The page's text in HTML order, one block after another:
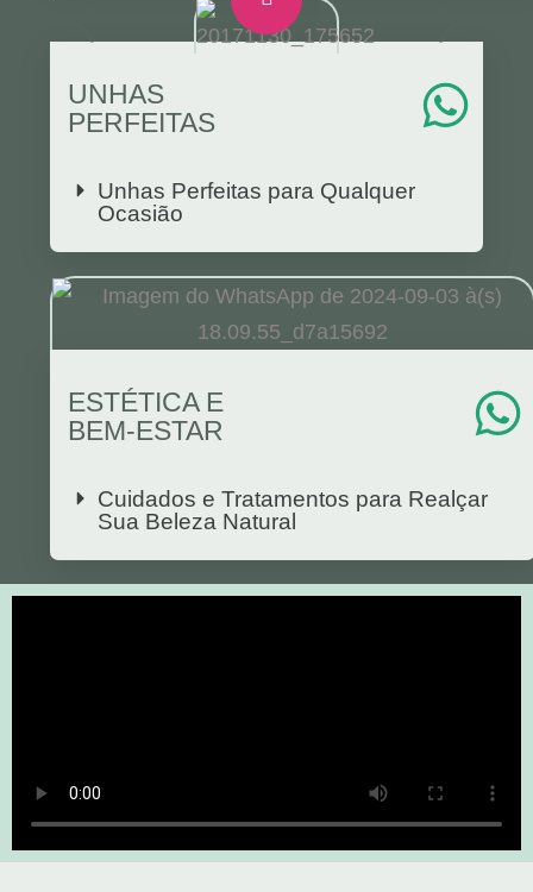
UNHAS
PERFEITAS
Unhas Perfeitas para Qualquer
Ocasião
ESTÉTICA E
BEM-ESTAR
Cuidados e Tratamentos para Realçar
Sua Beleza Natural